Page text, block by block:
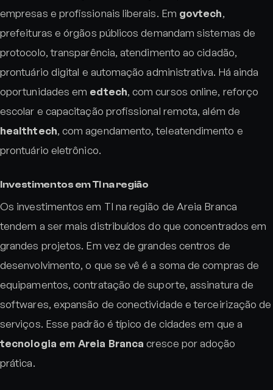
empresas e profissionais liberais. Em govtech,
prefeituras e órgãos públicos demandam sistemas de
protocolo, transparência, atendimento ao cidadão,
prontuário digital e automação administrativa. Há ainda
oportunidades em edtech, com cursos online, reforço
escolar e capacitação profissional remota, além de
healthtech, com agendamento, teleatendimento e
prontuário eletrônico.
Investimentos em TI na região
Os investimentos em TI na região de Areia Branca
tendem a ser mais distribuídos do que concentrados em
grandes projetos. Em vez de grandes centros de
desenvolvimento, o que se vê é a soma de compras de
equipamentos, contratação de suporte, assinatura de
softwares, expansão de conectividade e terceirização de
serviços. Esse padrão é típico de cidades em que a
tecnologia em Areia Branca cresce por adoção
prática.